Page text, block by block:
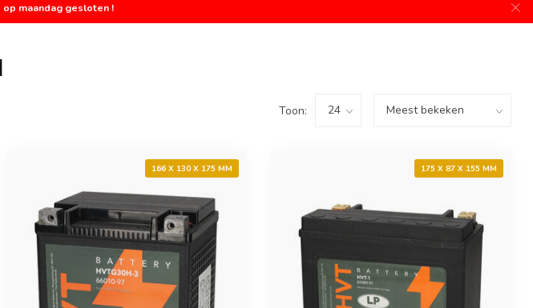
op maandag gesloten !
Toon:
166 X 130 X 175 MM 175 X 87 X 155 MM